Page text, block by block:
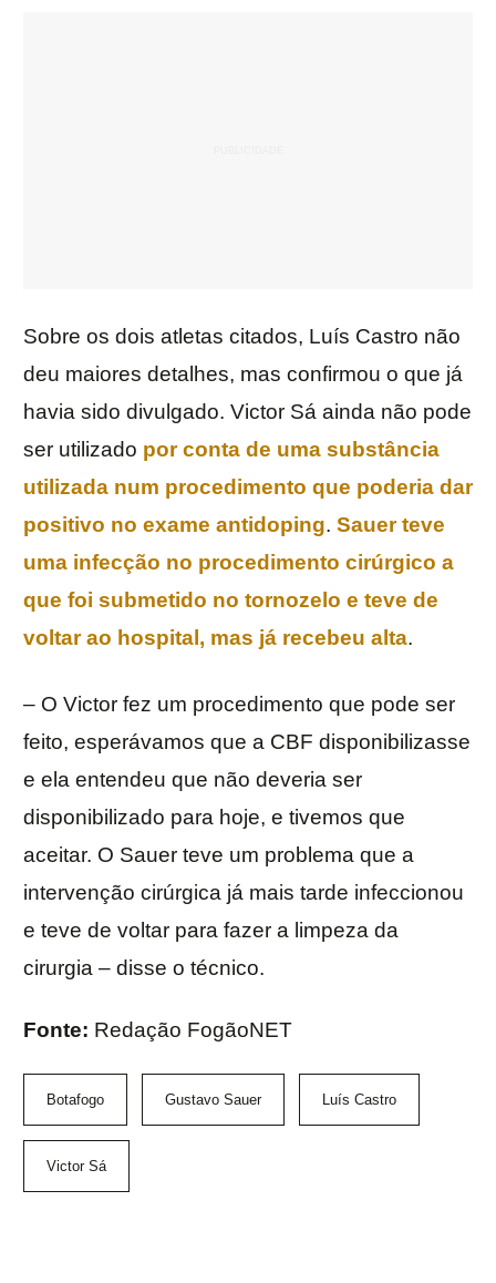
Sobre os dois atletas citados, Luís Castro não
deu maiores detalhes, mas confirmou o que já
havia sido divulgado. Victor Sá ainda não pode
ser utilizado por conta de uma substância
utilizada num procedimento que poderia dar
positivo no exame antidoping. Sauer teve
uma infecção no procedimento cirúrgico a
que foi submetido no tornozelo e teve de
voltar ao hospital, mas já recebeu alta.
– O Victor fez um procedimento que pode ser
feito, esperávamos que a CBF disponibilizasse
e ela entendeu que não deveria ser
disponibilizado para hoje, e tivemos que
aceitar. O Sauer teve um problema que a
intervenção cirúrgica já mais tarde infeccionou
e teve de voltar para fazer a limpeza da
cirurgia – disse o técnico.
Fonte: Redação FogãoNET
Botafogo Gustavo Sauer Luís Castro
Victor Sá